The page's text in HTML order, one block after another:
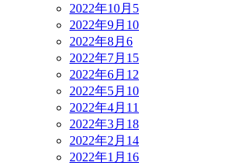
2022年10月 5
2022年9月 10
2022年8月 6
2022年7月 15
2022年6月 12
2022年5月 10
2022年4月 11
2022年3月 18
2022年2月 14
2022年1月 16